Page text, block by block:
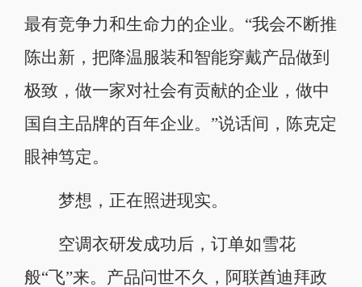
最有竞争力和生命力的企业。“我会不断推
陈出新，把降温服装和智能穿戴产品做到
极致，做一家对社会有贡献的企业，做中
国自主品牌的百年企业。”说话间，陈克定
眼神笃定。
梦想，正在照进现实。
空调衣研发成功后，订单如雪花
般“飞”来。产品问世不久，阿联酋迪拜政